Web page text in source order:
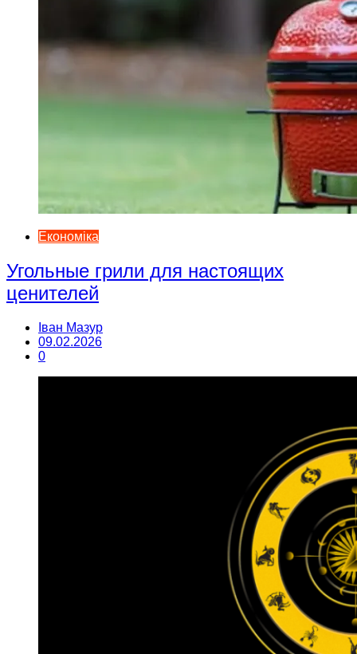
Економіка
Угольные грили для настоящих
ценителей
Іван Мазур
09.02.2026
0